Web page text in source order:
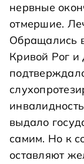
нервные
отмершие.
Обращались
Кривой Рог
выдало
самим. Но к
оставляют